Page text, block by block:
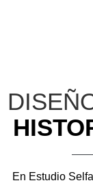
En Estudio